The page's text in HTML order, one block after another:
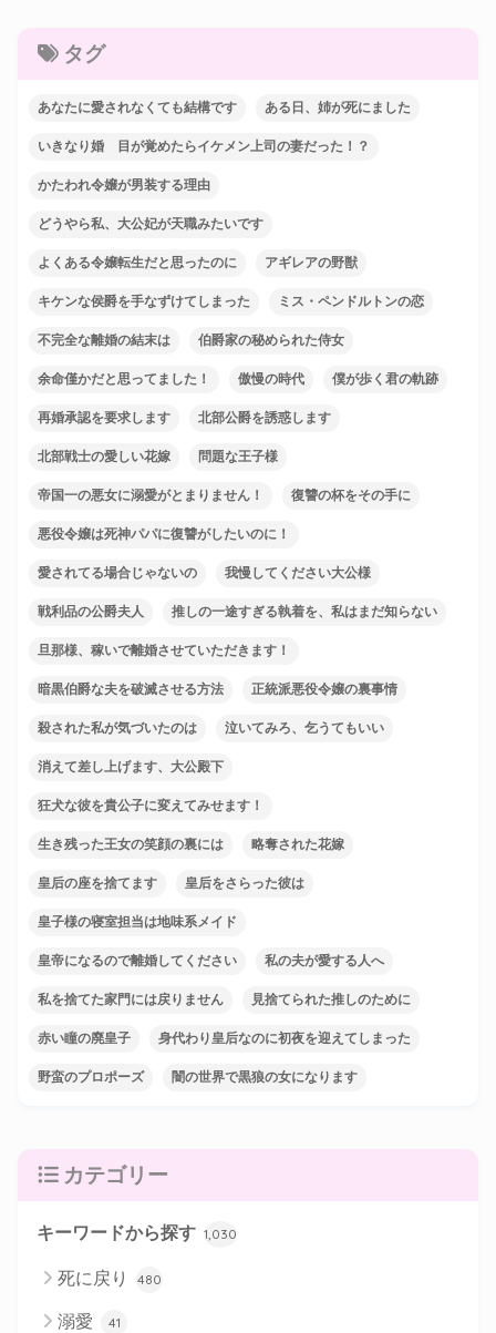
タグ
あなたに愛されなくても結構です ある日、姉が死にました
いきなり婚 目が覚めたらイケメン上司の妻だった！？
かたわれ令嬢が男装する理由
どうやら私、大公妃が天職みたいです
よくある令嬢転生だと思ったのに アギレアの野獣
キケンな侯爵を手なずけてしまった ミス・ペンドルトンの恋
不完全な離婚の結末は 伯爵家の秘められた侍女
余命僅かだと思ってました！ 傲慢の時代 僕が歩く君の軌跡
再婚承認を要求します 北部公爵を誘惑します
北部戦士の愛しい花嫁 問題な王子様
帝国一の悪女に溺愛がとまりません！ 復讐の杯をその手に
悪役令嬢は死神パパに復讐がしたいのに！
愛されてる場合じゃないの 我慢してください大公様
戦利品の公爵夫人 推しの一途すぎる執着を、私はまだ知らない
旦那様、稼いで離婚させていただきます！
暗黒伯爵な夫を破滅させる方法 正統派悪役令嬢の裏事情
殺された私が気づいたのは 泣いてみろ、乞うてもいい
消えて差し上げます、大公殿下
狂犬な彼を貴公子に変えてみせます！
生き残った王女の笑顔の裏には 略奪された花嫁
皇后の座を捨てます 皇后をさらった彼は
皇子様の寝室担当は地味系メイド
皇帝になるので離婚してください 私の夫が愛する人へ
私を捨てた家門には戻りません 見捨てられた推しのために
赤い瞳の廃皇子 身代わり皇后なのに初夜を迎えてしまった
野蛮のプロポーズ 闇の世界で黒狼の女になります
カテゴリー
キーワードから探す 1,030
死に戻り 480
溺愛 41